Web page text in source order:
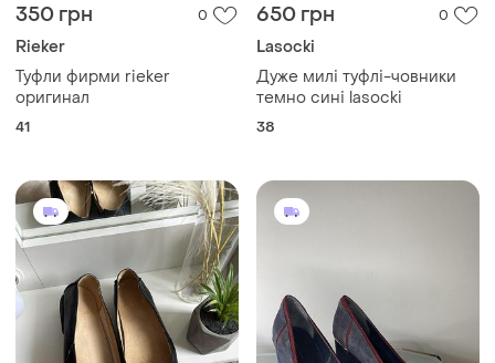
350 грн 0
Rieker
Туфли фирми rieker
оригинал
41
650 грн 0
Lasocki
Дуже милі туфлі-човники
темно сині lasocki
38